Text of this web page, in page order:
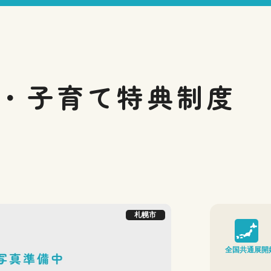
子育て特典制度
札幌市
全国共通展開